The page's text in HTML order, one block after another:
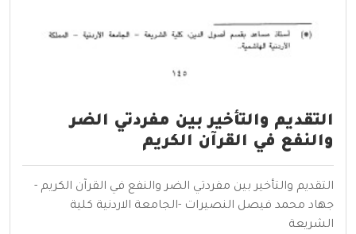
التقديم والتأخير بين مفردتي الضر
والنفع في القرآن الكريم
التقديم والتأخير بين مفردتي الضر والنفع في القرآن الكريم -
جهاد محمد فيصل النصيرات -الجامعة الاردنية كلية
الشريعة